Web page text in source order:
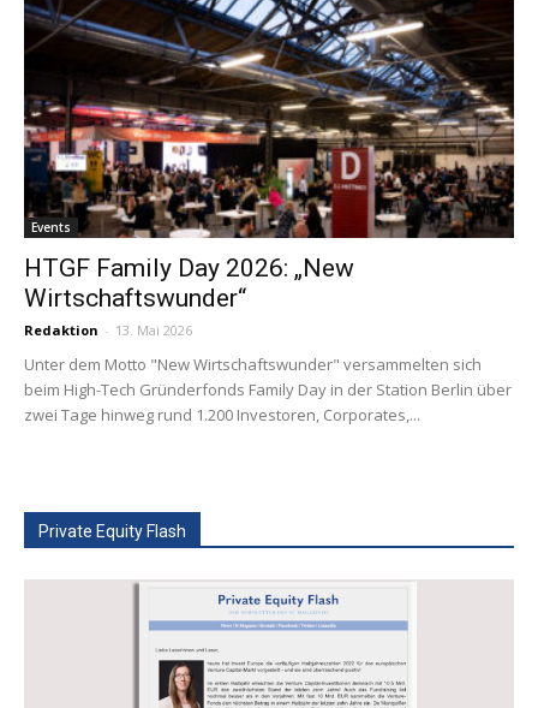
Events
HTGF Family Day 2026: „New
Wirtschaftswunder“
Redaktion - 13. Mai 2026
Unter dem Motto "New Wirtschaftswunder" versammelten sich
beim High-Tech Gründerfonds Family Day in der Station Berlin über
zwei Tage hinweg rund 1.200 Investoren, Corporates,...
Private Equity Flash